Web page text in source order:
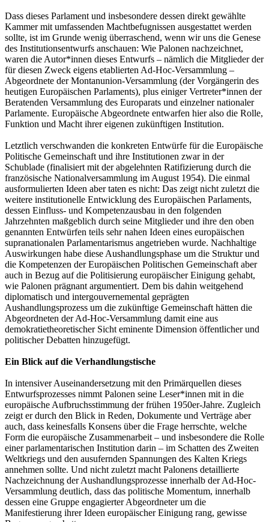
Dass dieses Parlament und insbesondere dessen direkt gewählte
Kammer mit umfassenden Machtbefugnissen ausgestattet werden
sollte, ist im Grunde wenig überraschend, wenn wir uns die Genese
des Institutionsentwurfs anschauen: Wie Palonen nachzeichnet,
waren die Autor*innen dieses Entwurfs – nämlich die Mitglieder der
für diesen Zweck eigens etablierten Ad-Hoc-Versammlung –
Abgeordnete der Montanunion-Versammlung (der Vorgängerin des
heutigen Europäischen Parlaments), plus einiger Vertreter*innen der
Beratenden Versammlung des Europarats und einzelner nationaler
Parlamente. Europäische Abgeordnete entwarfen hier also die Rolle,
Funktion und Macht ihrer eigenen zukünftigen Institution.
Letztlich verschwanden die konkreten Entwürfe für die Europäische
Politische Gemeinschaft und ihre Institutionen zwar in der
Schublade (finalisiert mit der abgelehnten Ratifizierung durch die
französische Nationalversammlung im August 1954). Die einmal
ausformulierten Ideen aber taten es nicht: Das zeigt nicht zuletzt die
weitere institutionelle Entwicklung des Europäischen Parlaments,
dessen Einfluss- und Kompetenzausbau in den folgenden
Jahrzehnten maßgeblich durch seine Mitglieder und ihre den oben
genannten Entwürfen teils sehr nahen Ideen eines europäischen
supranationalen Parlamentarismus angetrieben wurde. Nachhaltige
Auswirkungen habe diese Aushandlungsphase um die Struktur und
die Kompetenzen der Europäischen Politischen Gemeinschaft aber
auch in Bezug auf die Politisierung europäischer Einigung gehabt,
wie Palonen prägnant argumentiert. Dem bis dahin weitgehend
diplomatisch und intergouvernemental geprägten
Aushandlungsprozess um die zukünftige Gemeinschaft hätten die
Abgeordneten der Ad-Hoc-Versammlung damit eine aus
demokratietheoretischer Sicht eminente Dimension öffentlicher und
politischer Debatten hinzugefügt.
Ein Blick auf die Verhandlungstische
In intensiver Auseinandersetzung mit den Primärquellen dieses
Entwurfsprozesses nimmt Palonen seine Leser*innen mit in die
europäische Aufbruchsstimmung der frühen 1950er-Jahre. Zugleich
zeigt er durch den Blick in Reden, Dokumente und Verträge aber
auch, dass keinesfalls Konsens über die Frage herrschte, welche
Form die europäische Zusammenarbeit – und insbesondere die Rolle
einer parlamentarischen Institution darin – im Schatten des Zweiten
Weltkriegs und den ausufernden Spannungen des Kalten Kriegs
annehmen sollte. Und nicht zuletzt macht Palonens detaillierte
Nachzeichnung der Aushandlungsprozesse innerhalb der Ad-Hoc-
Versammlung deutlich, dass das politische Momentum, innerhalb
dessen eine Gruppe engagierter Abgeordneter um die
Manifestierung ihrer Ideen europäischer Einigung rang, gewisse